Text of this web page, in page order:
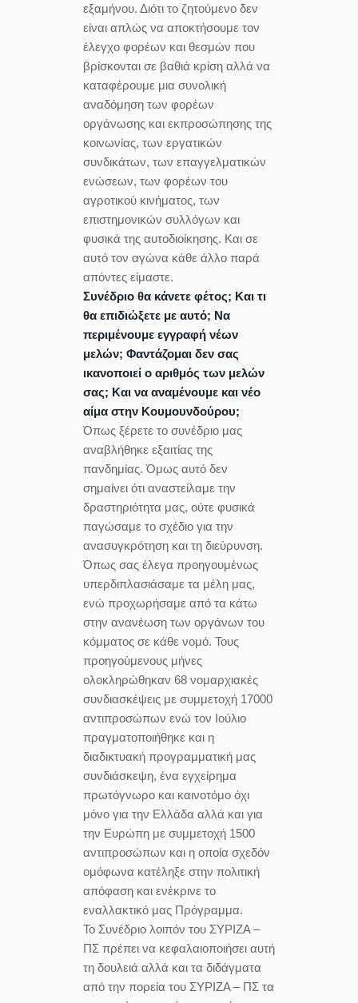
εξαμήνου. Διότι το ζητούμενο δεν
είναι απλώς να αποκτήσουμε τον
έλεγχο φορέων και θεσμών που
βρίσκονται σε βαθιά κρίση αλλά να
καταφέρουμε μια συνολική
αναδόμηση των φορέων
οργάνωσης και εκπροσώπησης της
κοινωνίας, των εργατικών
συνδικάτων, των επαγγελματικών
ενώσεων, των φορέων του
αγροτικού κινήματος, των
επιστημονικών συλλόγων και
φυσικά της αυτοδιοίκησης. Και σε
αυτό τον αγώνα κάθε άλλο παρά
απόντες είμαστε.
Συνέδριο θα κάνετε φέτος; Και τι
θα επιδιώξετε με αυτό; Να
περιμένουμε εγγραφή νέων
μελών; Φαντάζομαι δεν σας
ικανοποιεί ο αριθμός των μελών
σας; Και να αναμένουμε και νέο
αίμα στην Κουμουνδούρου;
Όπως ξέρετε το συνέδριο μας
αναβλήθηκε εξαιτίας της
πανδημίας. Όμως αυτό δεν
σημαίνει ότι αναστείλαμε την
δραστηριότητα μας, ούτε φυσικά
παγώσαμε το σχέδιο για την
ανασυγκρότηση και τη διεύρυνση.
Όπως σας έλεγα προηγουμένως
υπερδιπλασιάσαμε τα μέλη μας,
ενώ προχωρήσαμε από τα κάτω
στην ανανέωση των οργάνων του
κόμματος σε κάθε νομό. Τους
προηγούμενους μήνες
ολοκληρώθηκαν 68 νομαρχιακές
συνδιασκέψεις με συμμετοχή 17000
αντιπροσώπων ενώ τον Ιούλιο
πραγματοποιήθηκε και η
διαδικτυακή προγραμματική μας
συνδιάσκεψη, ένα εγχείρημα
πρωτόγνωρο και καινοτόμο όχι
μόνο για την Ελλάδα αλλά και για
την Ευρώπη με συμμετοχή 1500
αντιπροσώπων και η οποία σχεδόν
ομόφωνα κατέληξε στην πολιτική
απόφαση και ενέκρινε το
εναλλακτικό μας Πρόγραμμα.
Το Συνέδριο λοιπόν του ΣΥΡΙΖΑ –
ΠΣ πρέπει να κεφαλαιοποιήσει αυτή
τη δουλειά αλλά και τα διδάγματα
από την πορεία του ΣΥΡΙΖΑ – ΠΣ τα